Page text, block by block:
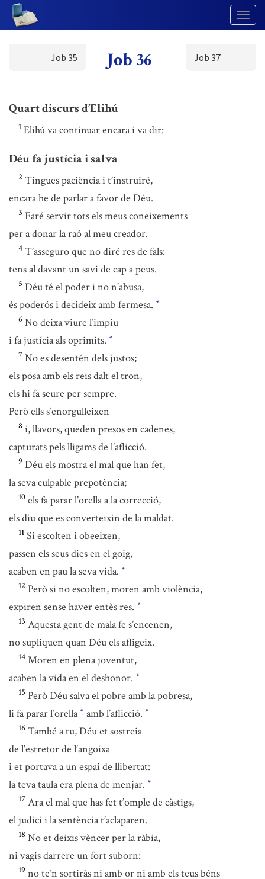
Job 35 Job 36 Job 37
Quart discurs d’Elihú
1 Elihú va continuar encara i va dir:
Déu fa justícia i salva
2 Tingues paciència i t’instruiré,
encara he de parlar a favor de Déu.
3 Faré servir tots els meus coneixements
per a donar la raó al meu creador.
4 T’asseguro que no diré res de fals:
tens al davant un savi de cap a peus.
5 Déu té el poder i no n’abusa,
és poderós i decideix amb fermesa. *
6 No deixa viure l’impiu
i fa justícia als oprimits. *
7 No es desentén dels justos;
els posa amb els reis dalt el tron,
els hi fa seure per sempre.
Però ells s’enorgulleixen
8 i, llavors, queden presos en cadenes,
capturats pels lligams de l’aflicció.
9 Déu els mostra el mal que han fet,
la seva culpable prepotència;
10 els fa parar l’orella a la correcció,
els diu que es converteixin de la maldat.
11 Si escolten i obeeixen,
passen els seus dies en el goig,
acaben en pau la seva vida. *
12 Però si no escolten, moren amb violència,
expiren sense haver entès res. *
13 Aquesta gent de mala fe s’encenen,
no supliquen quan Déu els afligeix.
14 Moren en plena joventut,
acaben la vida en el deshonor. *
15 Però Déu salva el pobre amb la pobresa,
li fa parar l’orella * amb l’aflicció. *
16 També a tu, Déu et sostreia
de l’estretor de l’angoixa
i et portava a un espai de llibertat:
la teva taula era plena de menjar. *
17 Ara el mal que has fet t’omple de càstigs,
el judici i la sentència t’aclaparen.
18 No et deixis vèncer per la ràbia,
ni vagis darrere un fort suborn:
19 no te’n sortiràs ni amb or ni amb els teus béns